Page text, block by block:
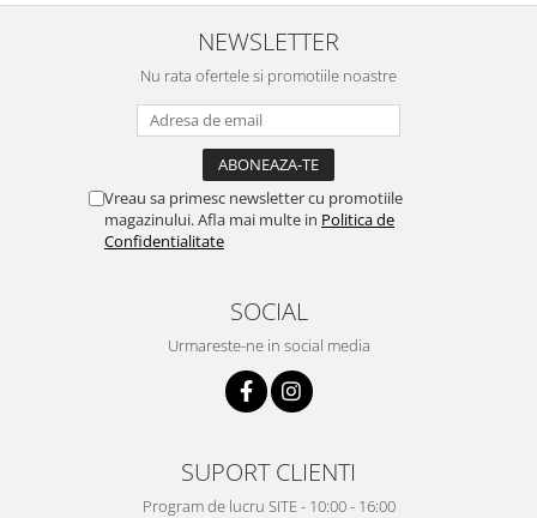
NEWSLETTER
Nu rata ofertele si promotiile noastre
Vreau sa primesc newsletter cu promotiile
magazinului. Afla mai multe in Politica de
Confidentialitate
SOCIAL
Urmareste-ne in social media
SUPORT CLIENTI
Program de lucru SITE - 10:00 - 16:00